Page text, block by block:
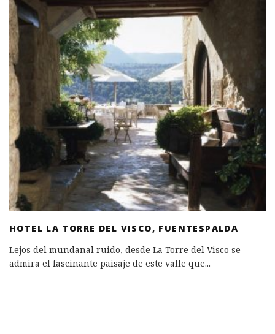
HOTEL LA TORRE DEL VISCO, FUENTESPALDA
Lejos del mundanal ruido, desde La Torre del Visco se
admira el fascinante paisaje de este valle que...